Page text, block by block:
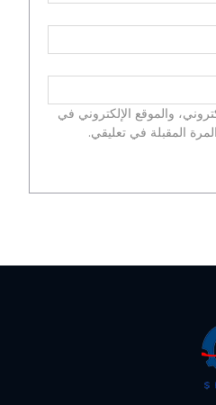
والموقع الإلكتروني في
المقبلة في تعليقي.